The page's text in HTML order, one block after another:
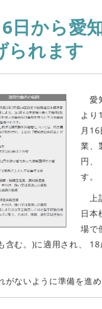
日から愛
られます
愛
より
月
業、
円、
す。
上
日本
場で
含む。)に適用され、
ないように準備を進め